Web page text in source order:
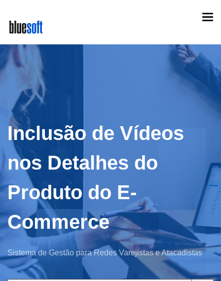
main
content
Inclusão de Vídeos
nos Detalhes do
Produto do E-
Commerce
Sistema de Gestão para Redes Varejistas e Atacadistas